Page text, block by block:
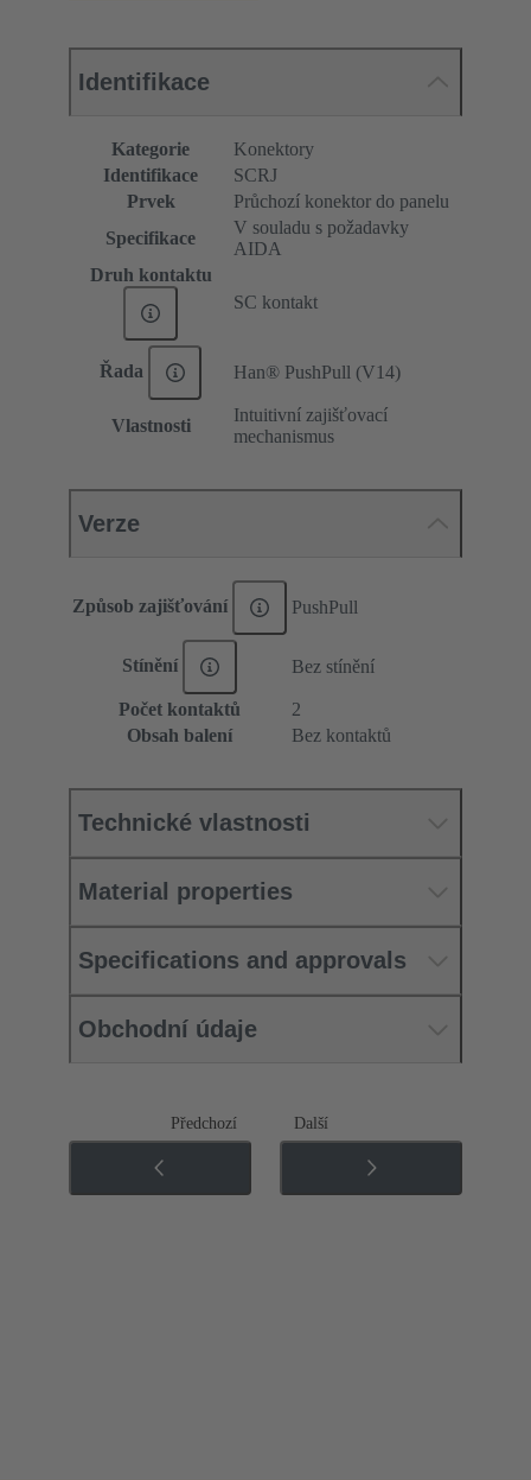
Identifikace
Kategorie
Konektory
Identifikace
SCRJ
Prvek
Průchozí konektor do panelu
Specifikace
V souladu s požadavky
AIDA
Druh kontaktu
SC kontakt
Řada Han® PushPull (V14)
Vlastnosti
Intuitivní zajišťovací
mechanismus
Verze
Způsob zajišťování PushPull
Stínění Bez stínění
Počet kontaktů
2
Obsah balení
Bez kontaktů
Technické vlastnosti
Material properties
Specifications and approvals
Obchodní údaje
Předchozí Další